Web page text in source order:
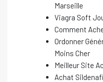
Marseille
Viagra Soft
Comment
Ordonner
Moins Cher
Meilleur Site
Achat